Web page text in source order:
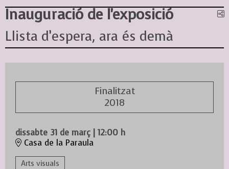
Inauguració de l'exposició
Llista d’espera, ara és demà
Finalitzat
2018
dissabte 31 de març | 12:00 h
Casa de la Paraula
Arts visuals